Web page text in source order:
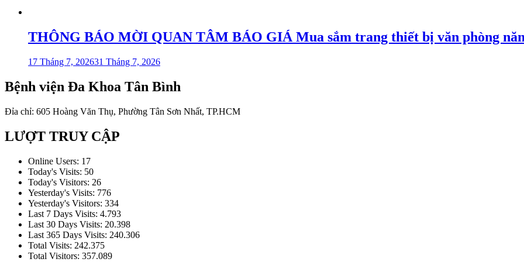
THÔNG BÁO MỜI QUAN TÂM BÁO GIÁ Mua sắm trang thiết bị văn phòng
17 Tháng 7, 202631 Tháng 7, 2026
Bệnh viện Đa Khoa Tân Bình
Đỉa chỉ: 605 Hoàng Văn Thụ, Phường Tân Sơn Nhất, TP.HCM
LƯỢT TRUY CẬP
Online Users: 17
Today's Visits: 50
Today's Visitors: 26
Yesterday's Visits: 776
Yesterday's Visitors: 334
Last 7 Days Visits: 4.793
Last 30 Days Visits: 20.398
Last 365 Days Visits: 240.306
Total Visits: 242.375
Total Visitors: 357.089